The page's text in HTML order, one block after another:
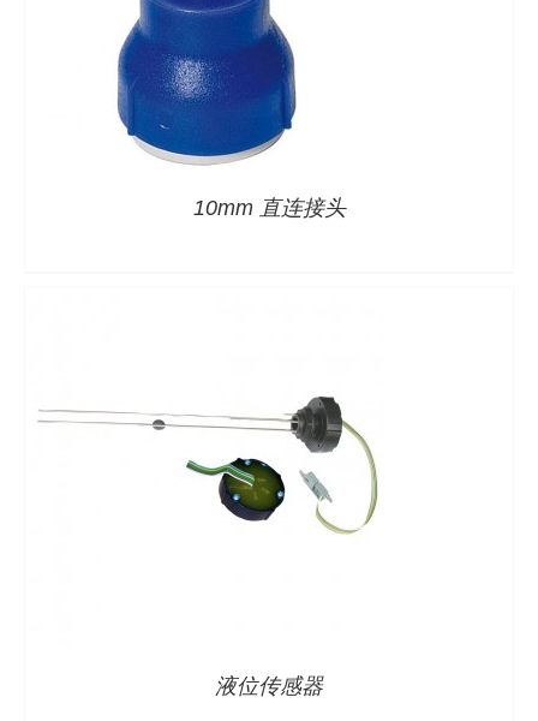
10mm 直连接头
液位传感器